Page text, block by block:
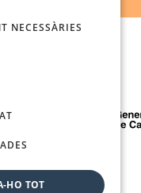
NECESSÀRIES
HO TOT